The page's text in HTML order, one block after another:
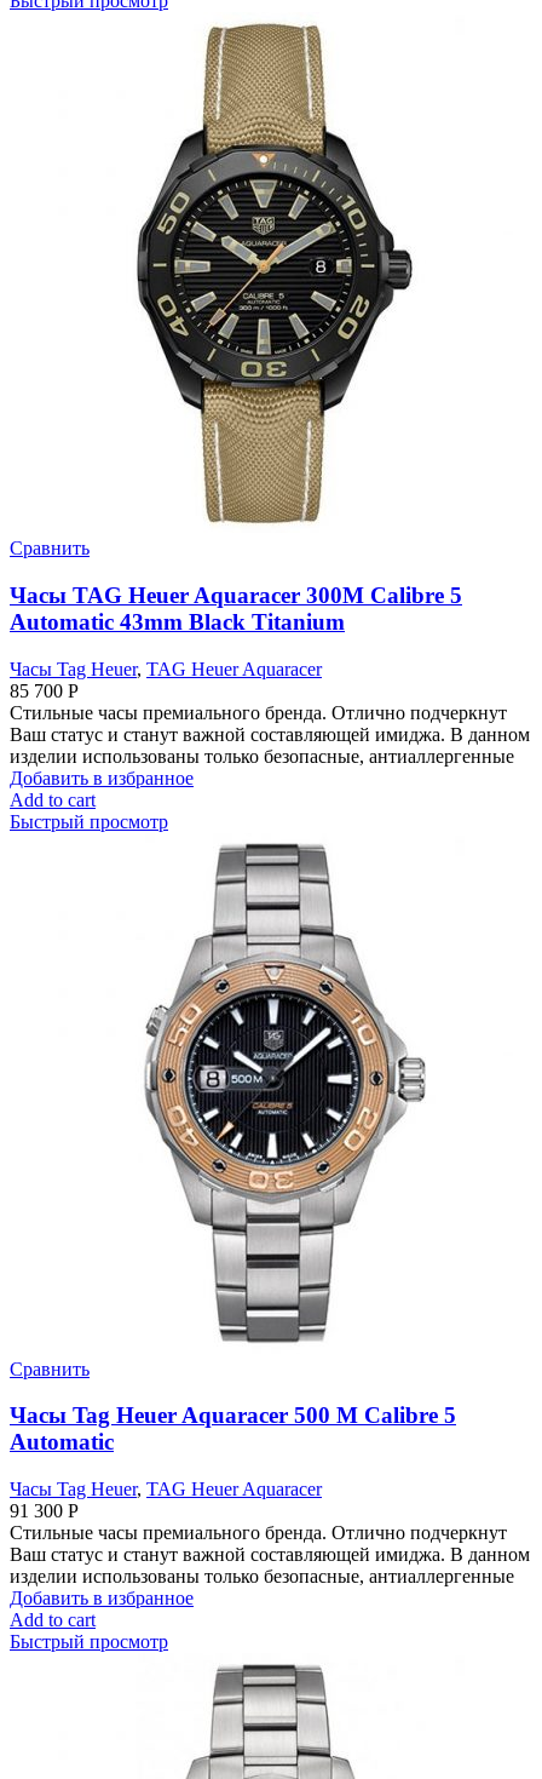
Сравнить
Часы TAG Heuer Aquaracer 300M Calibre 5
Automatic 43mm Black Titanium
Часы Tag Heuer, TAG Heuer Aquaracer
85 700 Р
Стильные часы премиального бренда. Отлично подчеркнут
Ваш статус и станут важной составляющей имиджа. В данном
изделии использованы только безопасные, антиаллергенные
Добавить в избранное
Add to cart
Быстрый просмотр
Сравнить
Часы Tag Heuer Aquaracer 500 M Calibre 5
Automatic
Часы Tag Heuer, TAG Heuer Aquaracer
91 300 Р
Стильные часы премиального бренда. Отлично подчеркнут
Ваш статус и станут важной составляющей имиджа. В данном
изделии использованы только безопасные, антиаллергенные
Добавить в избранное
Add to cart
Быстрый просмотр